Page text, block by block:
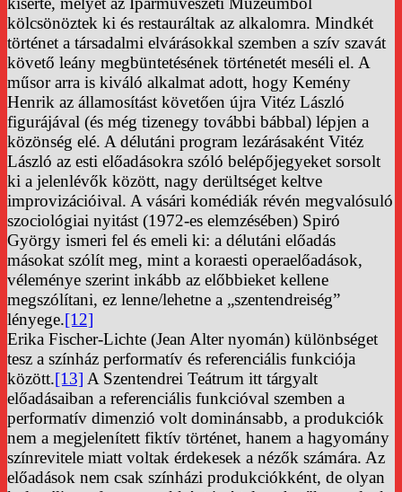
kölcsönöztek ki és restauráltak az alkalomra. Mindkét
történet a társadalmi elvárásokkal szemben a szív szavát
követő leány megbüntetésének történetét meséli el. A
műsor arra is kiváló alkalmat adott, hogy Kemény
Henrik az államosítást követően újra Vitéz László
figurájával (és még tizenegy további bábbal) lépjen a
közönség elé. A délutáni program lezárásaként Vitéz
László az esti előadásokra szóló belépőjegyeket sorsolt
ki a jelenlévők között, nagy derültséget keltve
improvizációival. A vásári komédiák révén megvalósuló
szociológiai nyitást (1972-es elemzésében) Spiró
György ismeri fel és emeli ki: a délutáni előadás
másokat szólít meg, mint a koraesti operaelőadások,
véleménye szerint inkább az előbbieket kellene
megszólítani, ez lenne/lehetne a „szentendreiség”
lényege.[12]
Erika Fischer-Lichte (Jean Alter nyomán) különbséget
tesz a színház performatív és referenciális funkciója
között.[13] A Szentendrei Teátrum itt tárgyalt
előadásaiban a referenciális funkcióval szemben a
performatív dimenzió volt dominánsabb, a produkciók
nem a megjelenített fiktív történet, hanem a hagyomány
színrevitele miatt voltak érdekesek a nézők számára. Az
előadások nem csak színházi produkciókként, de olyan